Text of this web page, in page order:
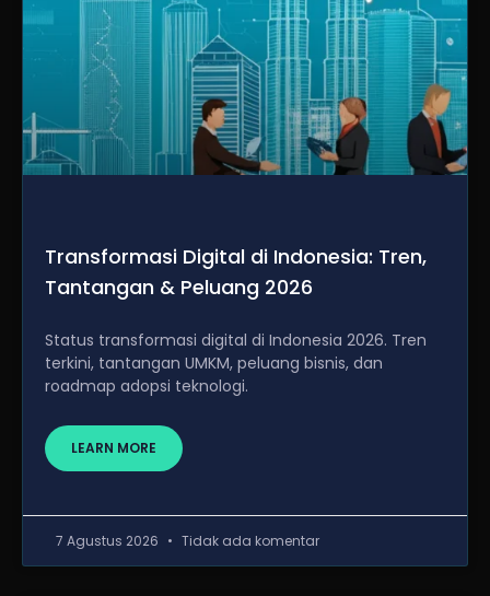
Transformasi Digital di Indonesia: Tren,
Tantangan & Peluang 2026
Status transformasi digital di Indonesia 2026. Tren
terkini, tantangan UMKM, peluang bisnis, dan
roadmap adopsi teknologi.
LEARN MORE
7 Agustus 2026 Tidak ada komentar